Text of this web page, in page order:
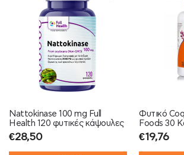
Nattokinase 100 mg Full
Health 120 φυτικές κάψουλες
€28,50
Φυτικό
Foods 30
€19,76